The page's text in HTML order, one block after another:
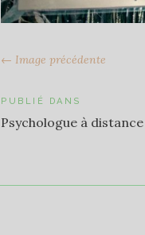
← Image précédente
Navigation
de
PUBLIÉ DANS
Psychologue à